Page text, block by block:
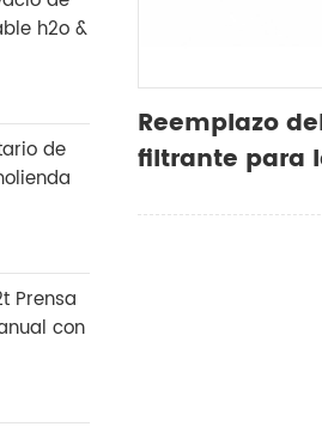
Reemplazo
filtrante para
h2o &
de
Prensa
con
digital